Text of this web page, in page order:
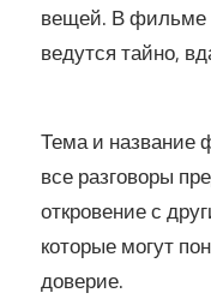
вещей. В фильме
ведутся тайно,
Тема и название
все разговоры
откровение с
которые могут
доверие.